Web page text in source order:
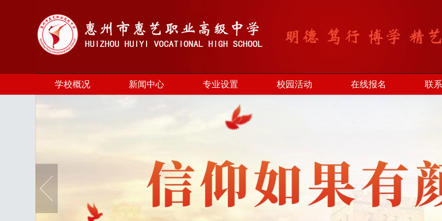
学校概况 新闻中心 专业设置 校园活动 在线报名 联